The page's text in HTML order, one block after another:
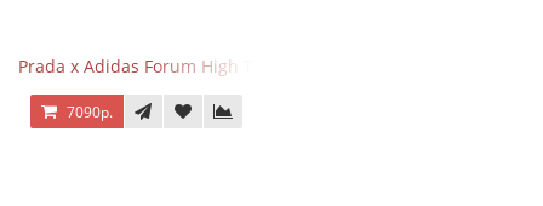
Prada x Adidas Forum High Triple White
7090р.